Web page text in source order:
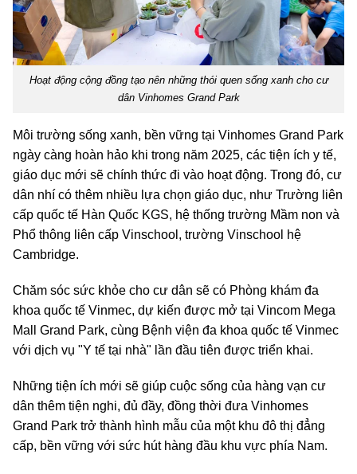
Hoạt động cộng đồng tạo nên những thói quen sống xanh cho cư
dân Vinhomes Grand Park
Môi trường sống xanh, bền vững tại Vinhomes Grand Park
ngày càng hoàn hảo khi trong năm 2025, các tiện ích y tế,
giáo dục mới sẽ chính thức đi vào hoạt động. Trong đó, cư
dân nhí có thêm nhiều lựa chọn giáo dục, như Trường liên
cấp quốc tế Hàn Quốc KGS, hệ thống trường Mầm non và
Phổ thông liên cấp Vinschool, trường Vinschool hệ
Cambridge.
Chăm sóc sức khỏe cho cư dân sẽ có Phòng khám đa
khoa quốc tế Vinmec, dự kiến được mở tại Vincom Mega
Mall Grand Park, cùng Bệnh viện đa khoa quốc tế Vinmec
với dịch vụ "Y tế tại nhà" lần đầu tiên được triển khai.
Những tiện ích mới sẽ giúp cuộc sống của hàng vạn cư
dân thêm tiện nghi, đủ đầy, đồng thời đưa Vinhomes
Grand Park trở thành hình mẫu của một khu đô thị đẳng
cấp, bền vững với sức hút hàng đầu khu vực phía Nam.